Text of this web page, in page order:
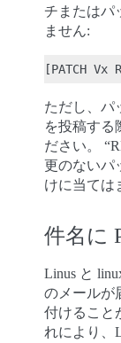
チまたはパ
ません:
ただし、パ
を投稿する
ださい。
更のないパ
けに当ては
件名に
Linus と
のメールが
付けること
れにより、